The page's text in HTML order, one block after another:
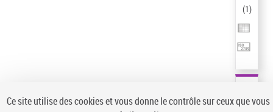
(1)
Ce site utilise des cookies et vous donne le contrôle sur ceux que vous